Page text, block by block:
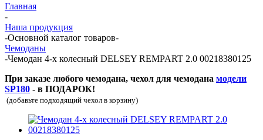
Главная
-
Наша продукция
-Основной каталог товаров-
Чемоданы
-Чемодан 4-х колесный DELSEY REMPART 2.0 00218380125
При заказе любого чемодана, чехол для чемодана модели
SP180 - в ПОДАРОК!
(добавьте подходящий чехол в корзину)